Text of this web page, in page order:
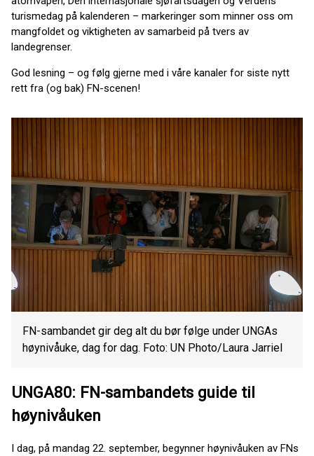
turismedag på kalenderen – markeringer som minner oss om
mangfoldet og viktigheten av samarbeid på tvers av
landegrenser.
God lesning – og følg gjerne med i våre kanaler for siste nytt
rett fra (og bak) FN-scenen!
FN-sambandet gir deg alt du bør følge under UNGAs
høynivåuke, dag for dag. Foto: UN Photo/Laura Jarriel
UNGA80: FN-sambandets guide til
høynivåuken
I dag, på mandag 22. september, begynner høynivåuken av FNs